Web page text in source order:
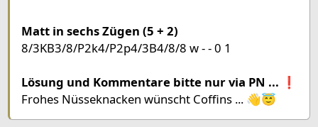
Chessboard as table
a bcd e fg
8
7
King White
Bishop White
Matt in sechs Zügen (5 + 2)
8/3KB3/8/P2k4/P2p4/3B4/8/8 w - - 0 1
Lösung und Kommentare bitte nur via PN ... ❗
Frohes Nüsseknacken wünscht Coffins ... 👋😇